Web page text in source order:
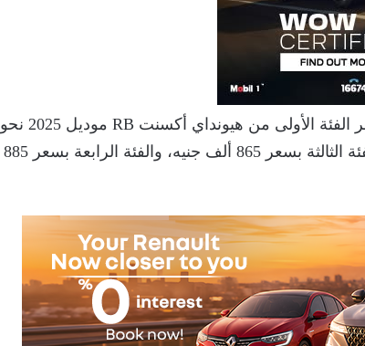
حسب الأسعار الرسمية المعلنة من الوكيل، فيبلغ سعر الفئة الأولى من هيونداي أكسنت RB موديل 2025 نحو
790 ألف جنيه، والفئة الثانية بسعر 820 ألف جنيه، والفئة الثالثة بسعر 865 ألف جنيه، والفئة الرابعة بسعر 885